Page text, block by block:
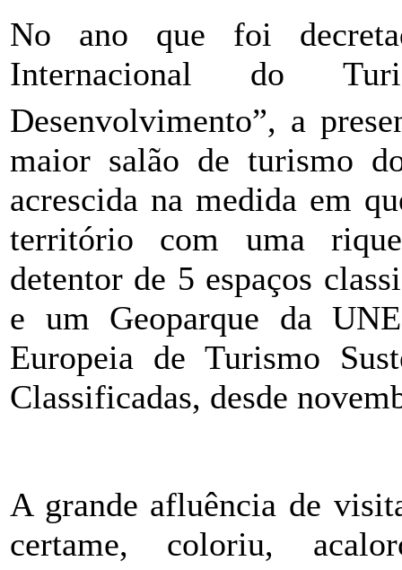
No ano que foi
Internacional do
Desenvolvimento”, a
maior salão de turismo
acrescida na medida em
território com uma
detentor de 5 espaços
e um Geoparque da
Europeia de Turismo
Classificadas, desde
A grande afluência de
certame, coloriu,